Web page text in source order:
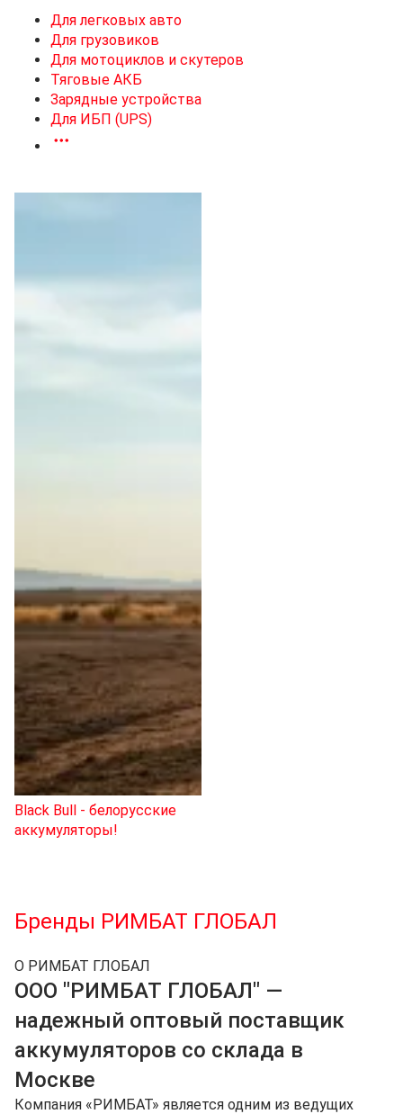
Для легковых авто
Для грузовиков
Для мотоциклов и скутеров
Тяговые АКБ
Зарядные устройства
Для ИБП (UPS)
Black Bull - белорусские
аккумуляторы!
Перейти к покупкам
Узнать дату производства АКБ
Бренды РИМБАТ ГЛОБАЛ
О РИМБАТ ГЛОБАЛ
ООО "РИМБАТ ГЛОБАЛ" —
надежный оптовый поставщик
аккумуляторов со склада в
Москве
Компания «РИМБАТ» является одним из ведущих